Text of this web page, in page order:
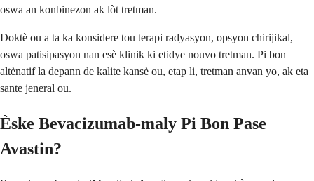
oswa an konbinezon ak lòt tretman.
Doktè ou a ta ka konsidere tou terapi radyasyon, opsyon chirijikal,
oswa patisipasyon nan esè klinik ki etidye nouvo tretman. Pi bon
altènatif la depann de kalite kansè ou, etap li, tretman anvan yo, ak eta
sante jeneral ou.
Èske Bevacizumab-maly Pi Bon Pase
Avastin?